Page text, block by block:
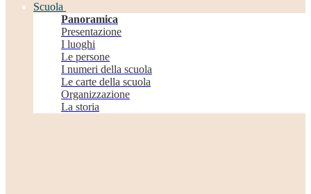
Scuola
Panoramica
Presentazione
I luoghi
Le persone
I numeri della scuola
Le carte della scuola
Organizzazione
La storia